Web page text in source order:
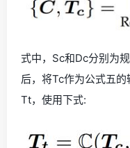
式中，Sc和Dc分别为
后，将Tc作为公式五
Tt，使用下式: